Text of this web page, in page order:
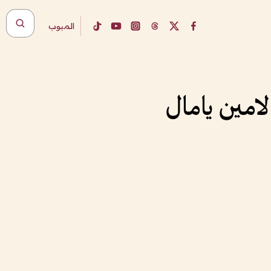
المبوب
يامال